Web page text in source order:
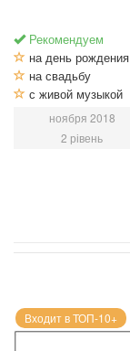
Рекомендуем
на день рождения
на свадьбу
с живой музыкой
ноября 2018
2 рівень
Входит в ТОП-10+